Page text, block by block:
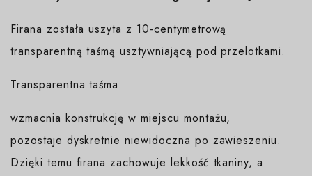
Firana została uszyta z 10-centymetrową
transparentną taśmą usztywniającą pod przelotkami.
Transparentna taśma:
wzmacnia konstrukcję w miejscu montażu,
pozostaje dyskretnie niewidoczna po zawieszeniu.
Dzięki temu firana zachowuje lekkość tkaniny, a